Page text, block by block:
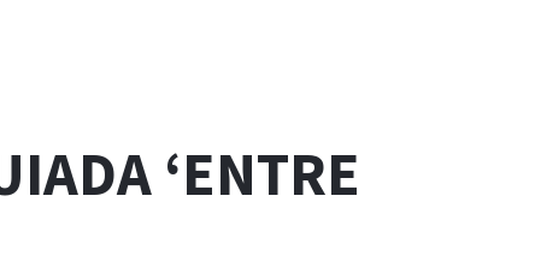
‘ENTRE